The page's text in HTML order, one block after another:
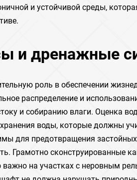
и устойчивой среды,
и дренажные
роль в обеспечении
распределение и
и собиранию влаги. Оценка
воды, которые должны
для предотвращения
Грамотно сконструированные
важно на участках с неровным